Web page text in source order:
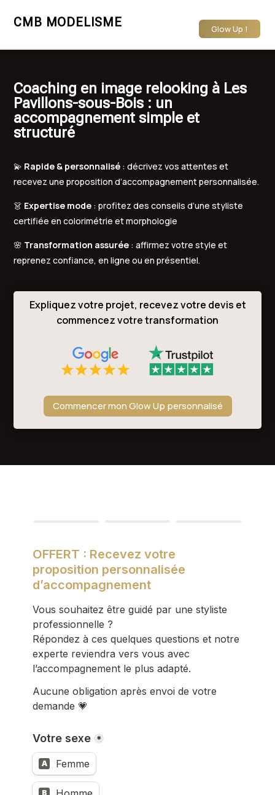
CMB MODELISME Glow Up !
Coaching en image relooking à Les
Pavillons-sous-Bois : un
accompagnement simple et
structuré
💫 Rapide & personnalisé : décrivez vos attentes et
recevez une proposition d’accompagnement personnalisée.
👗 Expertise mode : profitez des conseils d’une styliste
certifiée en colorimétrie et morphologie
🌸 Transformation assurée : affirmez votre style et
reprenez confiance, en ligne ou en présentiel.
Expliquez votre projet, recevez votre devis et
commencez votre transformation
Commencer mon Glow Up personnalisé